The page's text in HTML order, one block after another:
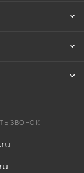
ЗВОНОК